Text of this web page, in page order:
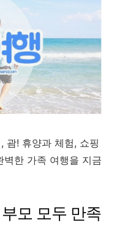
괌! 휴양과 체험, 쇼핑
한 가족 여행을 지금
모 모두 만족